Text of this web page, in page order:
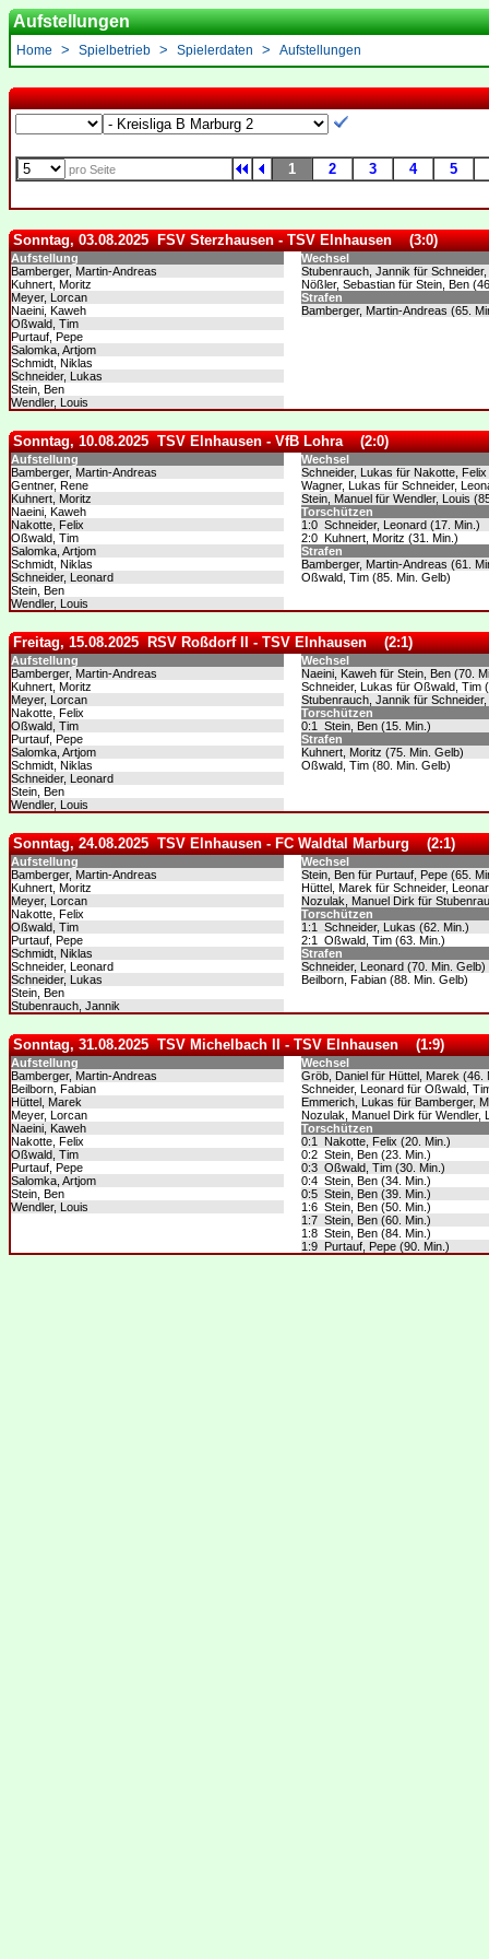
Aufstellungen
Home > Spielbetrieb > Spielerdaten > Aufstellungen
pro Seite 1 2 3 4 5
Sonntag, 03.08.2025 FSV Sterzhausen - TSV Elnhausen (3:0)
Aufstellung
Bamberger, Martin-Andreas
Kuhnert, Moritz
Meyer, Lorcan
Naeini, Kaweh
Oßwald, Tim
Purtauf, Pepe
Salomka, Artjom
Schmidt, Niklas
Schneider, Lukas
Stein, Ben
Wendler, Louis
Wechsel
Stubenrauch, Jannik für
Nößler, Sebastian für Stein, Ben
Strafen
Bamberger, Martin-Andreas (65.
Sonntag, 10.08.2025 TSV Elnhausen - VfB Lohra (2:0)
Aufstellung
Bamberger, Martin-Andreas
Gentner, Rene
Kuhnert, Moritz
Naeini, Kaweh
Nakotte, Felix
Oßwald, Tim
Salomka, Artjom
Schmidt, Niklas
Schneider, Leonard
Stein, Ben
Wendler, Louis
Wechsel
Schneider, Lukas für Nakotte,
Wagner, Lukas für Schneider,
Stein, Manuel für Wendler, Louis
Torschützen
1:0 Schneider, Leonard (17. Min.)
2:0 Kuhnert, Moritz (31. Min.)
Strafen
Bamberger, Martin-Andreas (61.
Oßwald, Tim (85. Min. Gelb)
Freitag, 15.08.2025 RSV Roßdorf II - TSV Elnhausen (2:1)
Aufstellung
Bamberger, Martin-Andreas
Kuhnert, Moritz
Meyer, Lorcan
Nakotte, Felix
Oßwald, Tim
Purtauf, Pepe
Salomka, Artjom
Schmidt, Niklas
Schneider, Leonard
Stein, Ben
Wendler, Louis
Wechsel
Naeini, Kaweh für Stein, Ben (70.
Schneider, Lukas für Oßwald, Tim
Stubenrauch, Jannik für
Torschützen
0:1 Stein, Ben (15. Min.)
Strafen
Kuhnert, Moritz (75. Min. Gelb)
Oßwald, Tim (80. Min. Gelb)
Sonntag, 24.08.2025 TSV Elnhausen - FC Waldtal Marburg (2:1)
Aufstellung
Bamberger, Martin-Andreas
Kuhnert, Moritz
Meyer, Lorcan
Nakotte, Felix
Oßwald, Tim
Purtauf, Pepe
Schmidt, Niklas
Schneider, Leonard
Schneider, Lukas
Stein, Ben
Stubenrauch, Jannik
Wechsel
Stein, Ben für Purtauf, Pepe (65.
Hüttel, Marek für Schneider,
Nozulak, Manuel Dirk für
Torschützen
1:1 Schneider, Lukas (62. Min.)
2:1 Oßwald, Tim (63. Min.)
Strafen
Schneider, Leonard (70. Min. Gelb)
Beilborn, Fabian (88. Min. Gelb)
Sonntag, 31.08.2025 TSV Michelbach II - TSV Elnhausen (1:9)
Aufstellung
Bamberger, Martin-Andreas
Beilborn, Fabian
Hüttel, Marek
Meyer, Lorcan
Naeini, Kaweh
Nakotte, Felix
Oßwald, Tim
Purtauf, Pepe
Salomka, Artjom
Stein, Ben
Wendler, Louis
Wechsel
Gröb, Daniel für Hüttel, Marek (46.
Schneider, Leonard für Oßwald,
Emmerich, Lukas für Bamberger,
Nozulak, Manuel Dirk für Wendler,
Torschützen
0:1 Nakotte, Felix (20. Min.)
0:2 Stein, Ben (23. Min.)
0:3 Oßwald, Tim (30. Min.)
0:4 Stein, Ben (34. Min.)
0:5 Stein, Ben (39. Min.)
1:6 Stein, Ben (50. Min.)
1:7 Stein, Ben (60. Min.)
1:8 Stein, Ben (84. Min.)
1:9 Purtauf, Pepe (90. Min.)